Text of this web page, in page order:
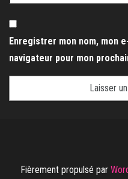
Enregistrer mon nom, mon
navigateur pour mon
Fièrement propulsé par